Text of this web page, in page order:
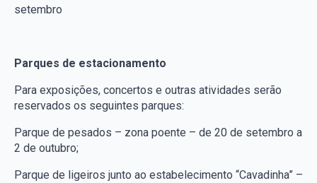
setembro
Parques de estacionamento
Para exposições, concertos e outras atividades serão
reservados os seguintes parques:
Parque de pesados – zona poente – de 20 de setembro a
2 de outubro;
Parque de ligeiros junto ao estabelecimento “Cavadinha” –